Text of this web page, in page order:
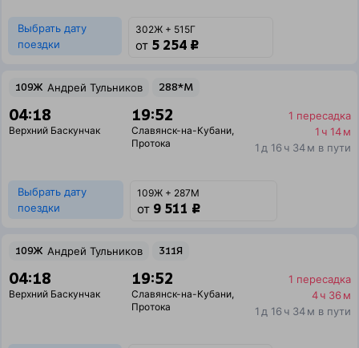
Выбрать дату
поездки
302Ж + 515Г
от 5 254 ₽
109Ж Андрей Тульников 288*М
04:18
Верхний Баскунчак
19:52
Славянск-на-Кубани,
Протока
1 пересадка
1 ч 14 м
1 д 16 ч 34 м в пути
Выбрать дату
поездки
109Ж + 287М
от 9 511 ₽
109Ж Андрей Тульников 311Я
04:18
Верхний Баскунчак
19:52
Славянск-на-Кубани,
Протока
1 пересадка
4 ч 36 м
1 д 16 ч 34 м в пути